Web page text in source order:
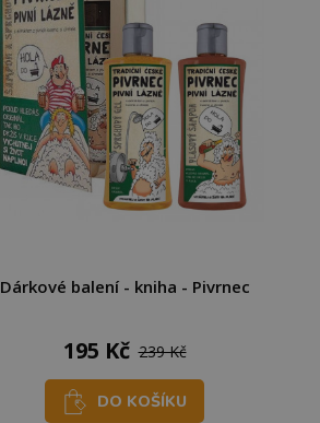
Dárkové balení - kniha - Pivrnec
195 Kč 239 Kč
DO KOŠÍKU